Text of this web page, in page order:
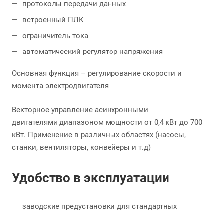
протоколы передачи данных
встроенный ПЛК
ограничитель тока
автоматический регулятор напряжения
Основная функция – регулирование скорости и
момента электродвигателя
Векторное управление асинхронными
двигателями диапазоном мощности от 0,4 кВт до 700
кВт. Применение в различных областях (насосы,
станки, вентиляторы, конвейеры и т.д)
Удобство в эксплуатации
заводские предустановки для стандартных